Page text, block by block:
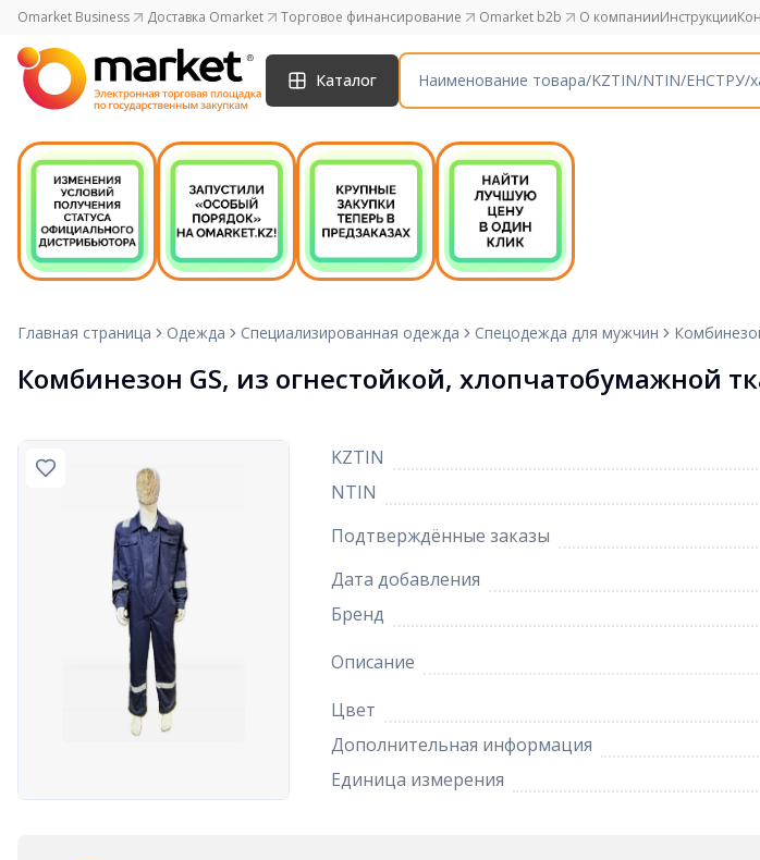
Omarket Business Доставка Omarket Торговое финансирование Omarket b2b О компанииИнструкции
Каталог
Главная страница Одежда Специализированная одежда Спецодежда для мужчин
Комбинезон GS, из огнестойкой, хлопчатобумажной
KZTIN
NTIN
Подтверждённые заказы
Дата добавления
Бренд
Описание
Цвет
Дополнительная информация
Единица измерения